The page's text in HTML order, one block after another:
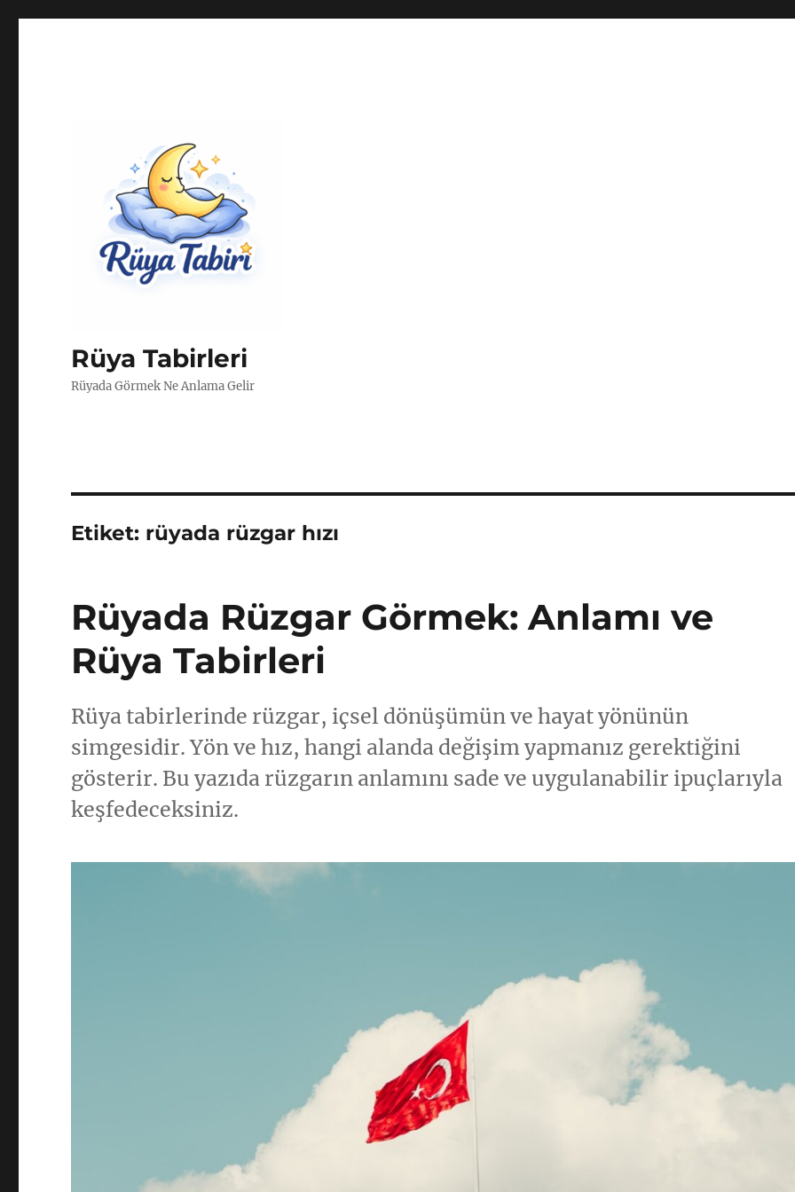
Rüya Tabirleri
Rüyada Görmek Ne Anlama Gelir
Etiket: rüyada rüzgar hızı
Rüyada Rüzgar Görmek: Anlamı ve
Rüya Tabirleri
Rüya tabirlerinde rüzgar, içsel dönüşümün ve hayat yönünün
simgesidir. Yön ve hız, hangi alanda değişim yapmanız gerektiğini
gösterir. Bu yazıda rüzgarın anlamını sade ve uygulanabilir ipuçlarıyla
keşfedeceksiniz.